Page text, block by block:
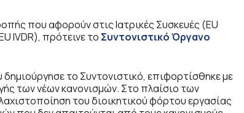
που αφορούν στις Ιατρικές Συσκευές (EU
IVDR), πρότεινε το Συντονιστικό Όργανο
το Συντονιστικό, επιφορτίσθηκε με
των νέων κανονισμών. Στο πλαίσιο των
του διοικητικού φόρτου εργασίας